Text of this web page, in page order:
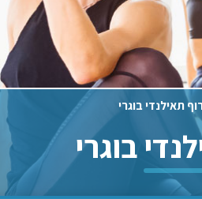
תאילנדי בוגרי
בוגרי